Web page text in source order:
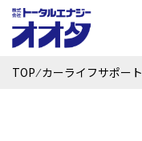
TOP⁄カーライフサポート